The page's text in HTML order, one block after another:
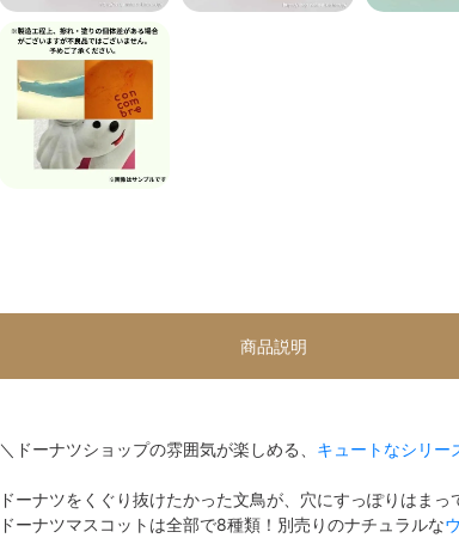
商品説明
＼ドーナツショップの雰囲気が楽しめる、 キュートなシリー
ドーナツをくぐり抜けたかった文鳥が、穴にすっぽりはまっ
ドーナツマスコットは全部で8種類！別売りのナチュラルな